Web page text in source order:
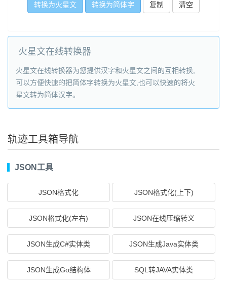
复制
火星文在线转换器
火星文在线转换器为您提供汉字和火星文之间的互相转换,
可以方便快速的把简体字转换为火星文,也可以快速的将火
星文转为简体汉字。
轨迹工具箱导航
JSON工具
JSON格式化 JSON格式化(上下)
JSON格式化(左右) JSON在线压缩转义
JSON生成C#实体类 JSON生成Java实体类
JSON生成Go结构体 SQL转JAVA实体类